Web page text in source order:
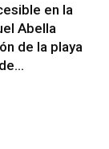
en la
Abella
de la playa